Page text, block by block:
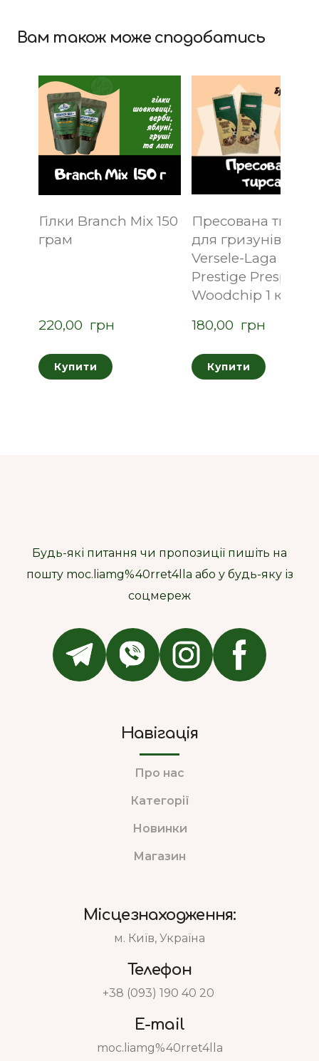
Вам також може сподобатись
Гілки Branch Mix 150
грам
220,00  грн
Купити
Пресована тирса
для гризунів
Versele-Laga
Prestige Prespack
Woodchip 1 кг
180,00  грн
Купити
Будь-які питання чи пропозиції пишіть на
пошту moc.liamg%40rret4lla або у будь-яку із
соцмереж
Навігація
Про нас
Категорії
Новинки
Магазин
Місцезнаходження:
м. Київ, Україна
Телефон
+38 (093) 190 40 20
E-mail
moc.liamg%40rret4lla